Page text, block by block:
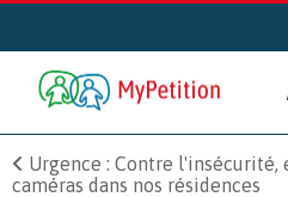
Urgence : Contre l'insécurité,
caméras dans nos résidences